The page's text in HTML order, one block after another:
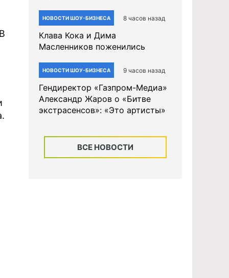
НОВОСТИ ШОУ-БИЗНЕСА 8 часов назад
Клава Кока и Дима
Масленников поженились
НОВОСТИ ШОУ-БИЗНЕСА 9 часов назад
Гендиректор «Газпром-Медиа»
Александр Жаров о «Битве
экстрасенсов»: «Это артисты»
ВСЕ НОВОСТИ